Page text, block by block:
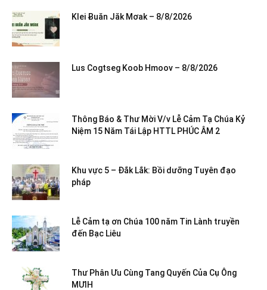
Klei Ƀuăn Jăk Mơak – 8/8/2026
Lus Cogtseg Koob Hmoov – 8/8/2026
Thông Báo & Thư Mời V/v Lễ Cảm Tạ Chúa Kỷ
Niệm 15 Năm Tái Lập HTTL PHÚC ÂM 2
Khu vực 5 – Đắk Lắk: Bồi dưỡng Tuyên đạo
pháp
Lễ Cảm tạ ơn Chúa 100 năm Tin Lành truyền
đến Bạc Liêu
Thư Phân Ưu Cùng Tang Quyến Của Cụ Ông
MƯIH